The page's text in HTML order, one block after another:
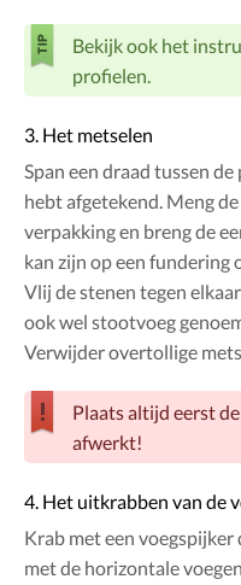
Bekijk ook het
profielen.
3. Het metselen
Span een draad tussen
hebt afgetekend. Meng
verpakking en breng de
kan zijn op een fundering
Vlij de stenen tegen
ook wel stootvoeg
Verwijder overtollige
Plaats altijd eerst
afwerkt!
4. Het uitkrabben van de
Krab met een voegspijker
met de horizontale